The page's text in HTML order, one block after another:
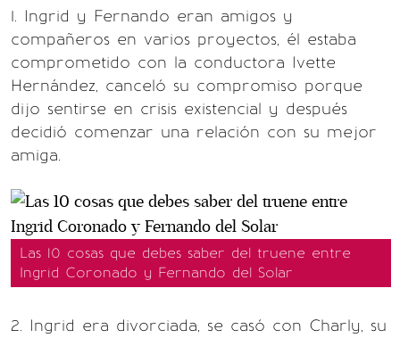
1. Ingrid y Fernando eran amigos y
compañeros en varios proyectos, él estaba
comprometido con la conductora Ivette
Hernández, canceló su compromiso porque
dijo sentirse en crisis existencial y después
decidió comenzar una relación con su mejor
amiga.
Las 10 cosas que debes saber del truene entre
Ingrid Coronado y Fernando del Solar
2. Ingrid era divorciada, se casó con Charly, su